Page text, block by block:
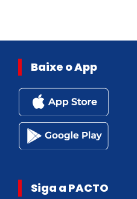
Baixe o App
Siga a PACTO